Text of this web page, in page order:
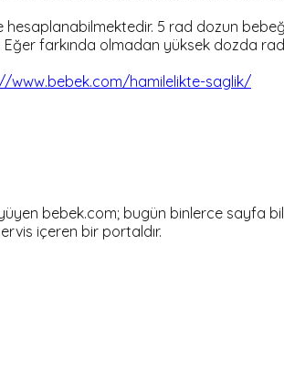
hesaplanabilmektedir. 5 rad dozun
farkında olmadan yüksek dozda
www.bebek.com/hamilelikte-saglik/
bebek.com; bugün binlerce sayfa
içeren bir portaldır.